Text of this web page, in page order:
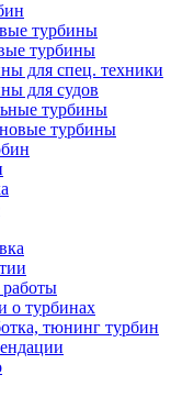
турбины
турбины
для спец. техники
для судов
турбины
турбины
о турбинах
тюнинг турбин